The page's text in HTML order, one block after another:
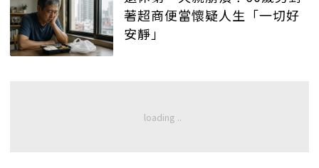
著超商便當懷疑人生「一切好
安靜」